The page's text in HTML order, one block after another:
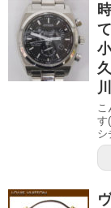
川
す
シ